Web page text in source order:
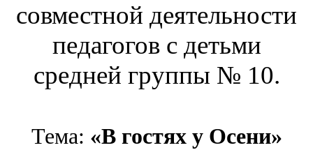
совместной деятельности
педагогов с детьми
средней группы № 10.
Тема: «В гостях у Осени»